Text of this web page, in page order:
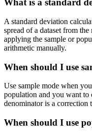
What is a standard
A standard deviation
spread of a dataset from
applying the sample or
arithmetic manually.
When should I use
Use sample mode when
population and you want to
denominator is a correction
When should I use